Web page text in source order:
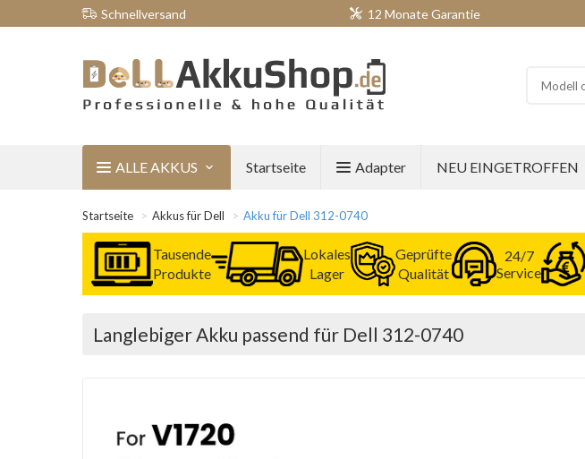
Schnellversand 12 Monate Garantie
ALLE AKKUS Startseite Adapter NEU EINGETROFFEN
Startseite Akkus für Dell Akku für Dell 312-0740
Tausende
Produkte
Lokales
Lager
Geprüfte
Qualität
24/7
Service
Langlebiger Akku passend für Dell 312-0740